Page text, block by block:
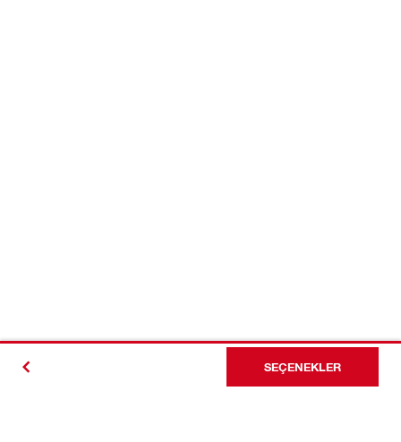
SEÇENEKLER